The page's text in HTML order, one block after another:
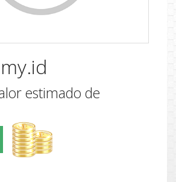
estimado de